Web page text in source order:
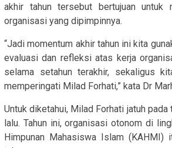
akhir tahun tersebut bertujuan untuk
organisasi yang dipimpinnya.
“Jadi momentum akhir tahun ini kita
evaluasi dan refleksi atas kerja
selama setahun terakhir, sekaligus
memperingati Milad Forhati,” kata Dr
Untuk diketahui, Milad Forhati jatuh
lalu. Tahun ini, organisasi otonom di
Himpunan Mahasiswa Islam (KAHMI)